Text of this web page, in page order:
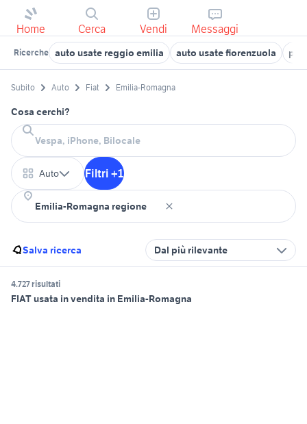
Home Cerca Vendi Messaggi
Ricerche auto usate reggio emilia auto usate fiorenzuola
Subito Auto Fiat Emilia-Romagna
Cosa cerchi?
Auto Filtri +1
Salva ricerca Dal più rilevante
4.727 risultati
FIAT usata in vendita in Emilia-Romagna